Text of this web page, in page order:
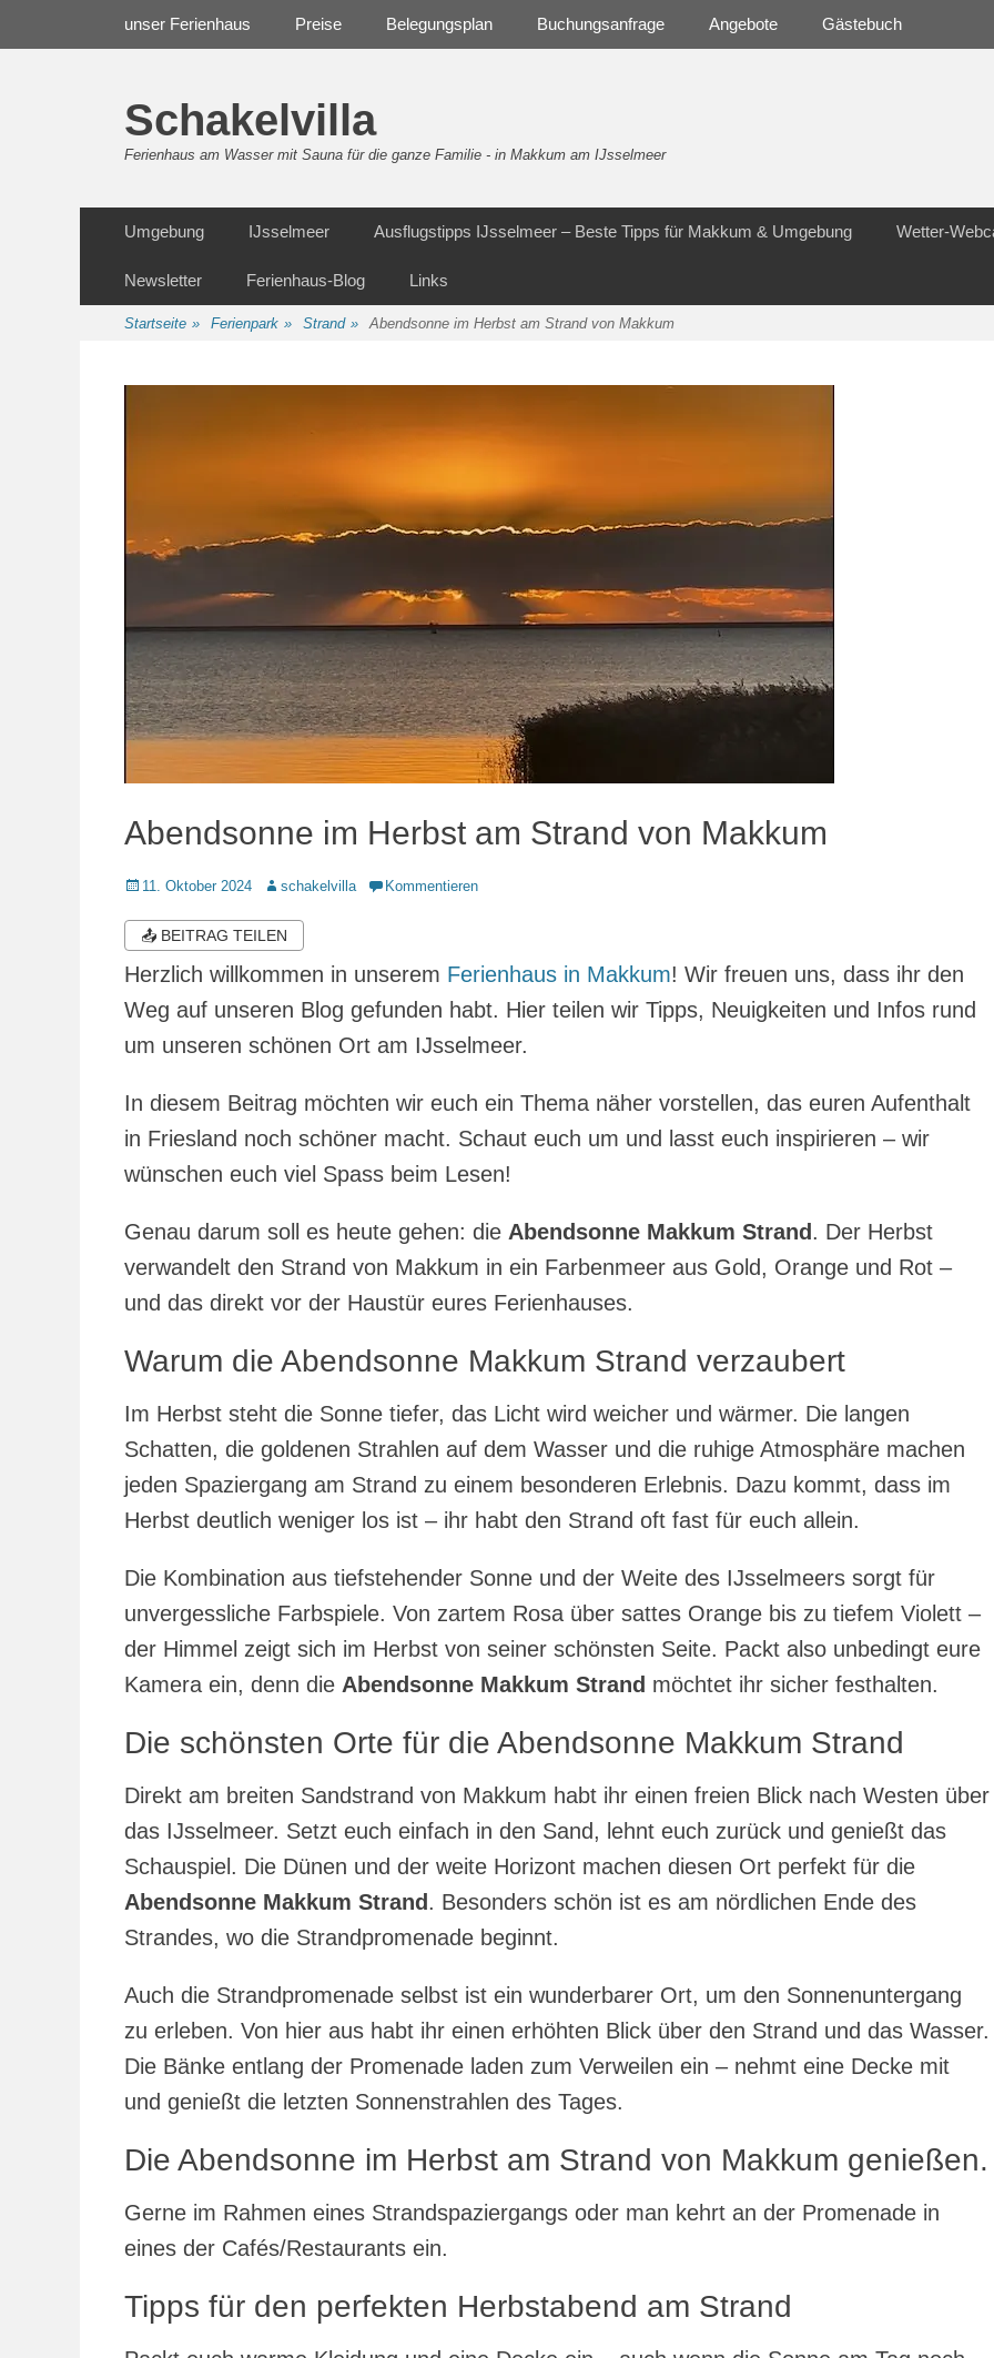
unser Ferienhaus Preise Belegungsplan Buchungsanfrage Angebote Gästebuch
Schakelvilla
Ferienhaus am Wasser mit Sauna für die ganze Familie - in Makkum am IJsselmeer
Inhalt
Umgebung IJsselmeer Ausflugstipps IJsselmeer – Beste Tipps für Makkum & Umgebung Wetter-
Newsletter Ferienhaus-Blog Links
Startseite » Ferienpark » Strand » Abendsonne im Herbst am Strand von Makkum
Abendsonne im Herbst am Strand von Makkum
Veröffentlicht
11. Oktober 2024 Autorschakelvilla Kommentieren
📤 BEITRAG TEILEN
Herzlich willkommen in unserem Ferienhaus in Makkum! Wir freuen uns, dass ihr den
Weg auf unseren Blog gefunden habt. Hier teilen wir Tipps, Neuigkeiten und Infos rund
um unseren schönen Ort am IJsselmeer.
In diesem Beitrag möchten wir euch ein Thema näher vorstellen, das euren Aufenthalt
in Friesland noch schöner macht. Schaut euch um und lasst euch inspirieren – wir
wünschen euch viel Spass beim Lesen!
Genau darum soll es heute gehen: die Abendsonne Makkum Strand . Der Herbst
verwandelt den Strand von Makkum in ein Farbenmeer aus Gold, Orange und Rot –
und das direkt vor der Haustür eures Ferienhauses.
Warum die Abendsonne Makkum Strand verzaubert
Im Herbst steht die Sonne tiefer, das Licht wird weicher und wärmer. Die langen
Schatten, die goldenen Strahlen auf dem Wasser und die ruhige Atmosphäre machen
jeden Spaziergang am Strand zu einem besonderen Erlebnis. Dazu kommt, dass im
Herbst deutlich weniger los ist – ihr habt den Strand oft fast für euch allein.
Die Kombination aus tiefstehender Sonne und der Weite des IJsselmeers sorgt für
unvergessliche Farbspiele. Von zartem Rosa über sattes Orange bis zu tiefem Violett –
der Himmel zeigt sich im Herbst von seiner schönsten Seite. Packt also unbedingt eure
Kamera ein, denn die Abendsonne Makkum Strand möchtet ihr sicher festhalten.
Die schönsten Orte für die Abendsonne Makkum Strand
Direkt am breiten Sandstrand von Makkum habt ihr einen freien Blick nach Westen über
das IJsselmeer. Setzt euch einfach in den Sand, lehnt euch zurück und genießt das
Schauspiel. Die Dünen und der weite Horizont machen diesen Ort perfekt für die
Abendsonne Makkum Strand . Besonders schön ist es am nördlichen Ende des
Strandes, wo die Strandpromenade beginnt.
Auch die Strandpromenade selbst ist ein wunderbarer Ort, um den Sonnenuntergang
zu erleben. Von hier aus habt ihr einen erhöhten Blick über den Strand und das Wasser.
Die Bänke entlang der Promenade laden zum Verweilen ein – nehmt eine Decke mit
und genießt die letzten Sonnenstrahlen des Tages.
Die Abendsonne im Herbst am Strand von Makkum genießen.
Gerne im Rahmen eines Strandspaziergangs oder man kehrt an der Promenade in
eines der Cafés/Restaurants ein.
Tipps für den perfekten Herbstabend am Strand